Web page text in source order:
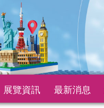
展覽資訊 最新消息